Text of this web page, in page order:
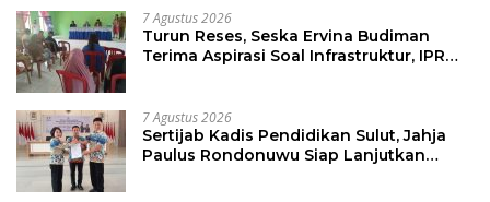
7 Agustus 2026
Turun Reses, Seska Ervina Budiman
Terima Aspirasi Soal Infrastruktur, IPR
7 Agustus 2026
Sertijab Kadis Pendidikan Sulut, Jahja
Paulus Rondonuwu Siap Lanjutkan